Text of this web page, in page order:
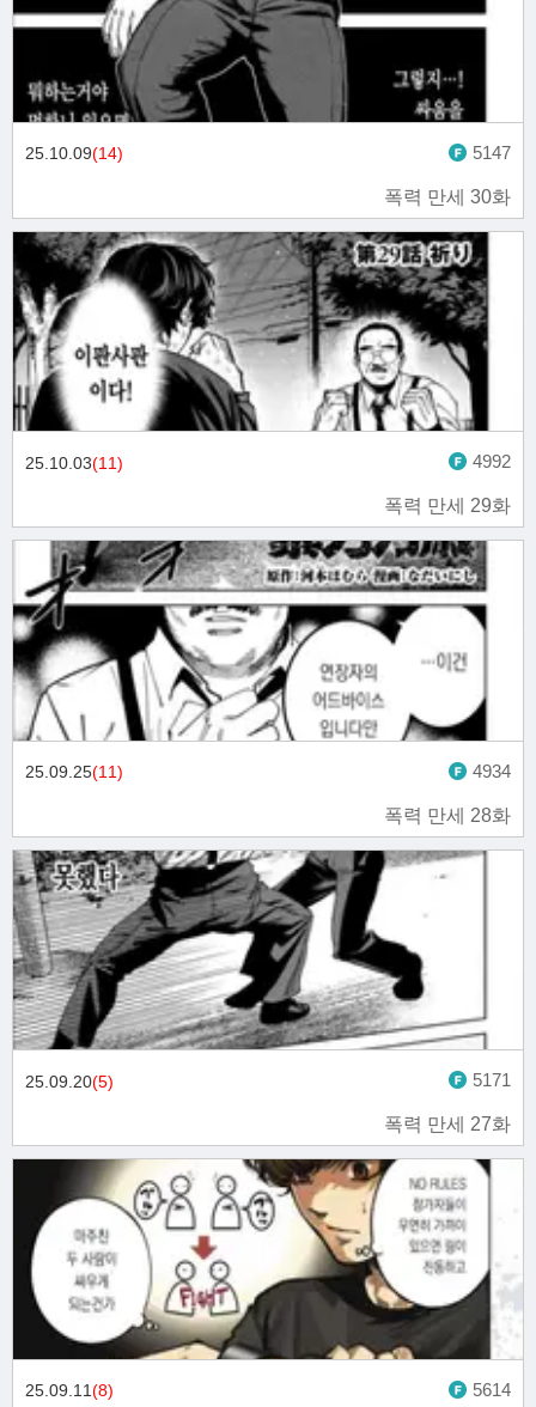
폭력 만세 30화
25.10.09(14) 5147
폭력 만세 29화
25.10.03(11) 4992
폭력 만세 28화
25.09.25(11) 4934
폭력 만세 27화
25.09.20(5) 5171
25.09.11(8) 5614